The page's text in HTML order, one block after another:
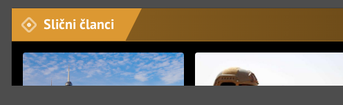
Slični članci